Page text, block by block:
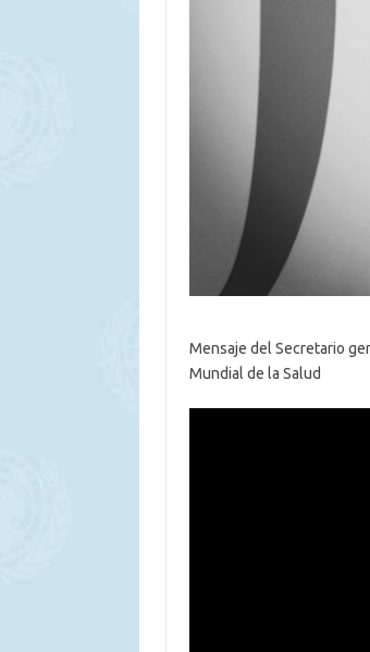
Mensaje del Secretario
Mundial de la Salud